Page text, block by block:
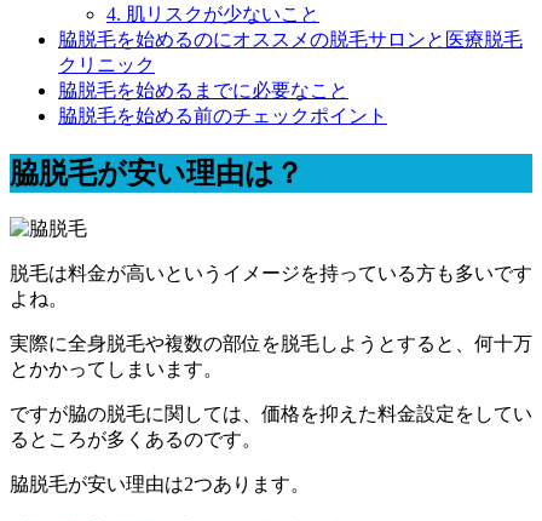
4. 肌リスクが少ないこと
脇脱毛を始めるのにオススメの脱毛サロンと医療脱毛
クリニック
脇脱毛を始めるまでに必要なこと
脇脱毛を始める前のチェックポイント
脇脱毛が安い理由は？
脱毛は料金が高いというイメージを持っている方も多いです
よね。
実際に全身脱毛や複数の部位を脱毛しようとすると、何十万
とかかってしまいます。
ですが脇の脱毛に関しては、価格を抑えた料金設定をしてい
るところが多くあるのです。
脇脱毛が安い理由は2つあります。